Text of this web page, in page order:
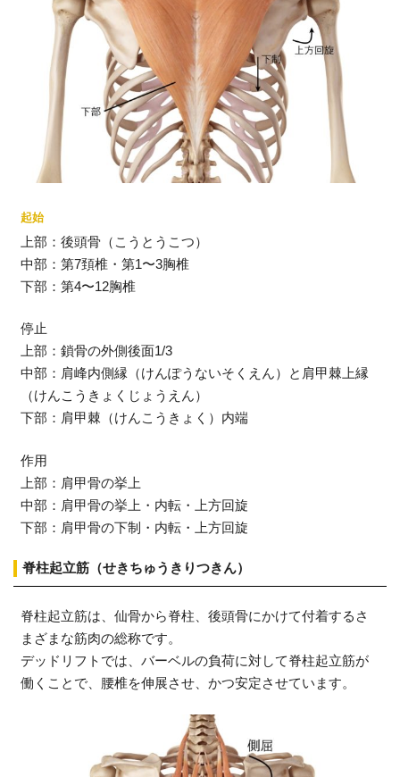
起始
上部：後頭骨（こうとうこつ）
中部：第7頚椎・第1〜3胸椎
下部：第4〜12胸椎
停止
上部：鎖骨の外側後面1/3
中部：肩峰内側縁（けんぽうないそくえん）と肩甲棘上縁
（けんこうきょくじょうえん）
下部：肩甲棘（けんこうきょく）内端
作用
上部：肩甲骨の挙上
中部：肩甲骨の挙上・内転・上方回旋
下部：肩甲骨の下制・内転・上方回旋
脊柱起立筋（せきちゅうきりつきん）
脊柱起立筋は、仙骨から脊柱、後頭骨にかけて付着するさ
まざまな筋肉の総称です。
デッドリフトでは、バーベルの負荷に対して脊柱起立筋が
働くことで、腰椎を伸展させ、かつ安定させています。